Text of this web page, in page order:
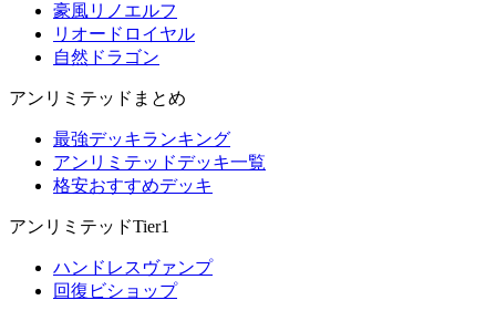
豪風リノエルフ
リオードロイヤル
自然ドラゴン
アンリミテッドまとめ
最強デッキランキング
アンリミテッドデッキ一覧
格安おすすめデッキ
アンリミテッドTier1
ハンドレスヴァンプ
回復ビショップ